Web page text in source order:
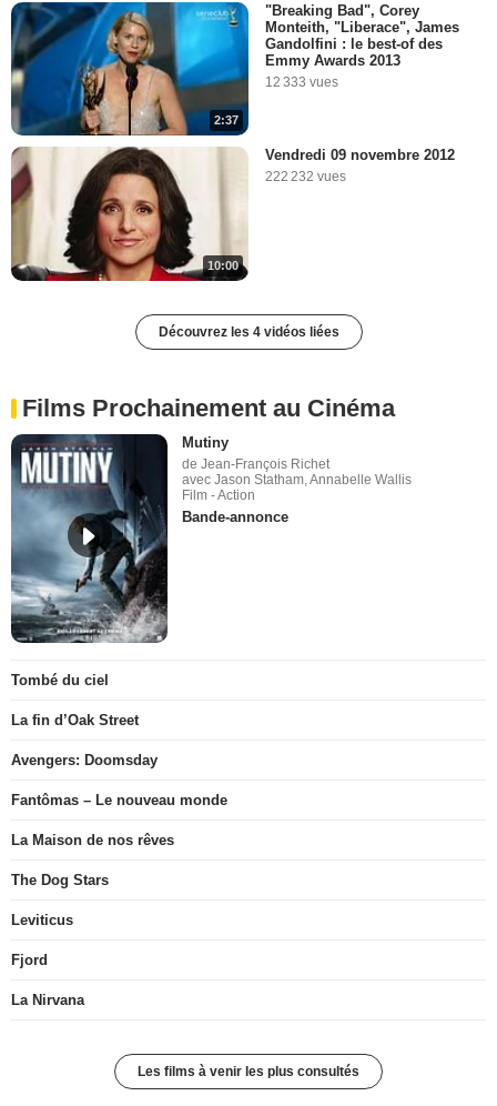
2:37
"Breaking Bad", Corey
Monteith, "Liberace", James
Gandolfini : le best-of des
Emmy Awards 2013
12 333 vues
10:00
Vendredi 09 novembre 2012
222 232 vues
Découvrez les 4 vidéos liées
Films Prochainement au Cinéma
Mutiny
de Jean-François Richet
avec Jason Statham, Annabelle Wallis
Film - Action
Bande-annonce
Tombé du ciel
La fin d’Oak Street
Avengers: Doomsday
Fantômas – Le nouveau monde
La Maison de nos rêves
The Dog Stars
Leviticus
Fjord
La Nirvana
Les films à venir les plus consultés